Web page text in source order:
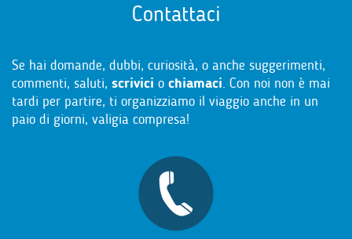
Contattaci
Se hai domande, dubbi, curiosità, o anche suggerimenti,
commenti, saluti, scrivici o chiamaci. Con noi non è mai
tardi per partire, ti organizziamo il viaggio anche in un
paio di giorni, valigia compresa!